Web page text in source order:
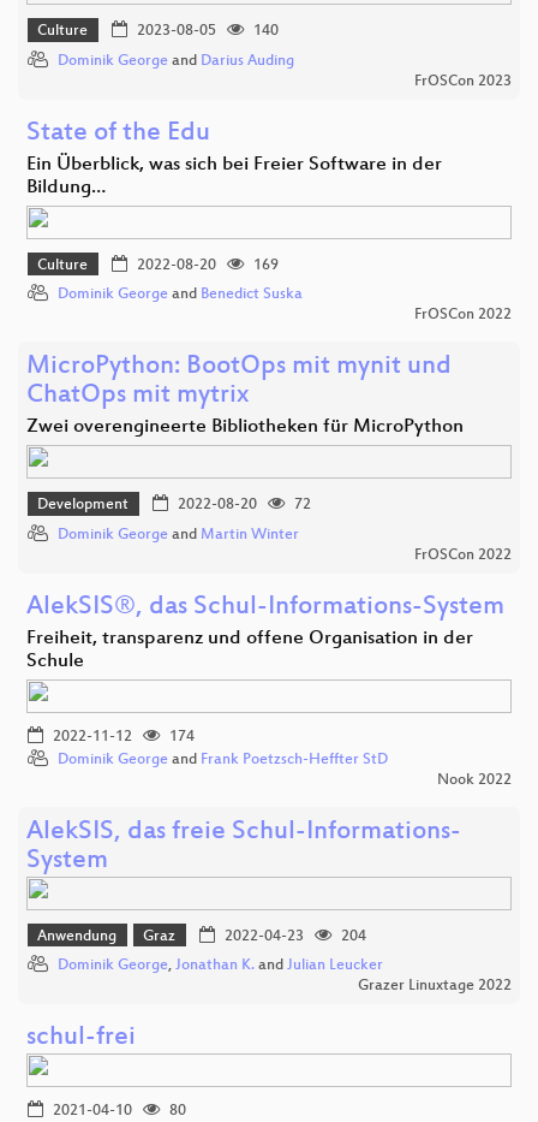
Culture 2023-08-05
140
Dominik George and Darius Auding
FrOSCon 2023
State of the Edu
Ein Überblick, was sich bei Freier Software in der
Bildung…
Culture 2022-08-20
169
Dominik George and Benedict Suska
FrOSCon 2022
MicroPython: BootOps mit mynit und
ChatOps mit mytrix
Zwei overengineerte Bibliotheken für MicroPython
Development 2022-08-20
72
Dominik George and Martin Winter
FrOSCon 2022
AlekSIS®, das Schul-Informations-System
Freiheit, transparenz und offene Organisation in der
Schule
2022-11-12
174
Dominik George and Frank Poetzsch-Heffter StD
Nook 2022
AlekSIS, das freie Schul-Informations-
System
Anwendung Graz 2022-04-23
204
Dominik George, Jonathan K. and Julian Leucker
Grazer Linuxtage 2022
schul-frei
2021-04-10
80